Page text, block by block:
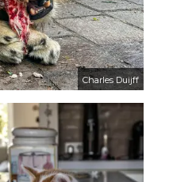
Charles Duijff